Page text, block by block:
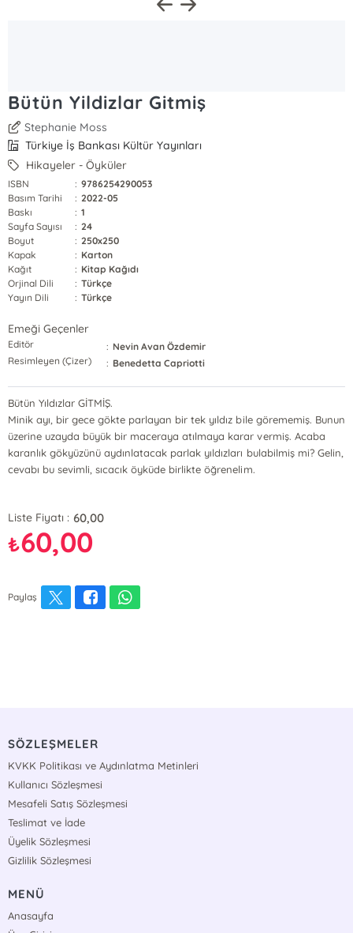
Bütün Yildizlar Gitmiş
Stephanie Moss
Türkiye İş Bankası Kültür Yayınları
Hikayeler - Öyküler
ISBN : 9786254290053
Basım Tarihi
: 2022-05
Baskı
: 1
Sayfa Sayısı
: 24
Boyut
: 250x250
Kapak
: Karton
Kağıt
: Kitap Kağıdı
Orjinal Dili
: Türkçe
Yayın Dili
: Türkçe
Emeği Geçenler
Editör : Nevin Avan Özdemir
Resimleyen (Çizer)
: Benedetta Capriotti
Bütün Yıldızlar GİTMİŞ.
Minik ayı, bir gece gökte parlayan bir tek yıldız bile görememiş. Bunun
üzerine uzayda büyük bir maceraya atılmaya karar vermiş. Acaba
karanlık gökyüzünü aydınlatacak parlak yıldızları bulabilmiş mi? Gelin,
cevabı bu sevimli, sıcacık öyküde birlikte öğrenelim.
Liste Fiyatı : 60,00
₺60,00
Paylaş
SÖZLEŞMELER
KVKK Politikası ve Aydınlatma Metinleri
Kullanıcı Sözleşmesi
Mesafeli Satış Sözleşmesi
Teslimat ve İade
Üyelik Sözleşmesi
Gizlilik Sözleşmesi
MENÜ
Anasayfa